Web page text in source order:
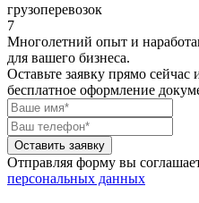
грузоперевозок
7
Многолетний опыт и
для вашего бизнеса.
Оставьте заявку прямо сейчас
бесплатное оформление
Оставить заявку
Отправляя форму вы
персональных данных